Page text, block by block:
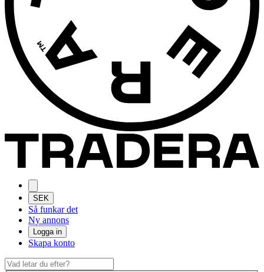
SEK
Så funkar det
Ny annons
Logga in
Skapa konto